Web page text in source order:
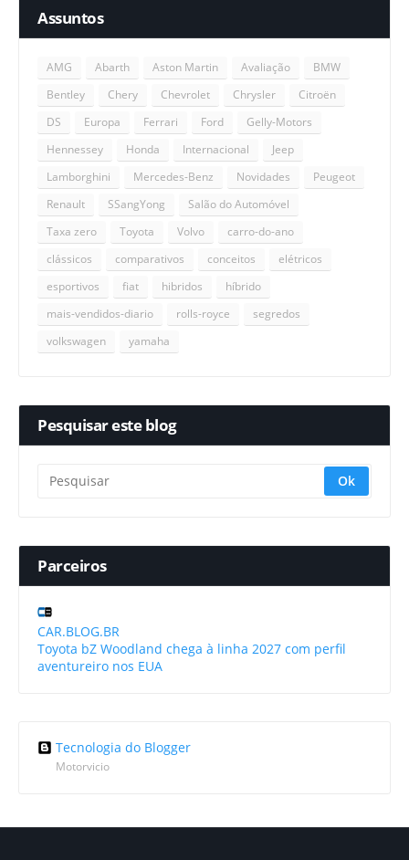
Assuntos
AMG Abarth Aston Martin Avaliação
BMW
Bentley
Chery Chevrolet Chrysler
Citroën
DS
Europa Ferrari Ford
Gelly-Motors
Hennessey
Honda Internacional
Jeep
Lamborghini
Mercedes-Benz Novidades
Peugeot
Renault
SSangYong
Salão do Automóvel
Taxa zero
Toyota Volvo
carro-do-ano
clássicos
comparativos conceitos
elétricos
esportivos
fiat hibridos
híbrido
mais-vendidos-diario
rolls-royce
segredos
volkswagen
yamaha
Pesquisar este blog
Parceiros
CAR.BLOG.BR
Toyota bZ Woodland chega à linha 2027 com perfil
aventureiro nos EUA
Tecnologia do Blogger
Motorvicio